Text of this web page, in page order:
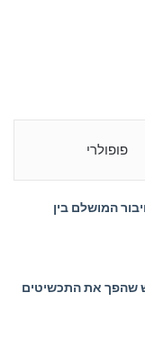
פופולרי
המושלם בין
שהפך את התכשיטים